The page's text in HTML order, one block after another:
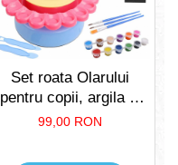
Set roata Olarului
pentru copii, argila si
multe culori, cablu
99,00 RON